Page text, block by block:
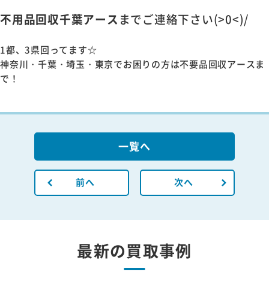
不用品回収千葉アース までご連絡下さい(>0<)/
1都、3県回ってます☆
神奈川・千葉・埼玉・東京でお困りの方は不要品回収アースま
で！
前へ
一覧へ
次へ
最新の買取事例